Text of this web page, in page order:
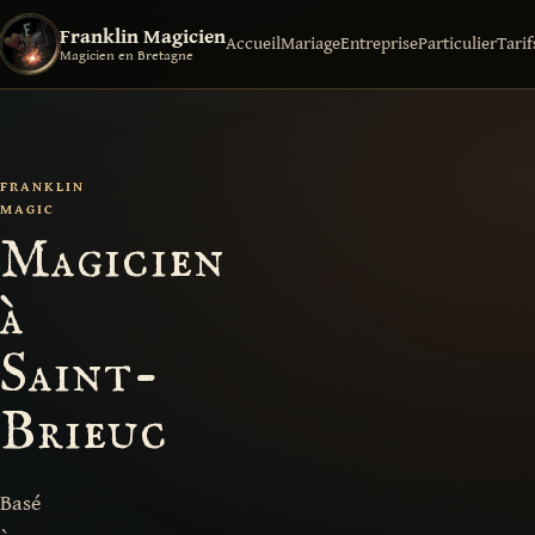
Franklin Magicien
Magicien en Bretagne
AccueilMariageEntrepriseParticulier
FRANKLIN
MAGIC
Magicien
à
Saint-
Brieuc
Basé